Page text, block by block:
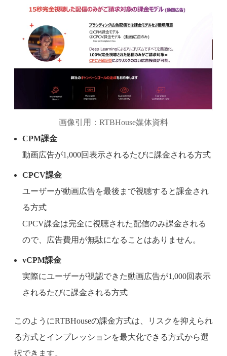
画像引用：RTBHouse媒体資料
CPM課金
動画広告が1,000回表示されるたびに課金される方式
CPCV課金
ユーザーが動画広告を最後まで視聴すると課金され
る方式
CPCV課金は完全に視聴された配信のみ課金される
ので、広告費用が無駄になることはありません。
vCPM課金
実際にユーザーが視認できた動画広告が1,000回表示
されるたびに課金される方式
このようにRTBHouseの課金方式は、リスクを抑えられ
る方式とインプレッションを最大化できる方式から選
択できます。